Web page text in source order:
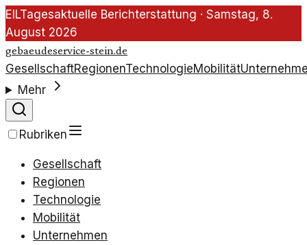
EILTagesaktuelle Berichterstattung · Samstag, 8.
August 2026
gebaeudeservice-stein.de
GesellschaftRegionenTechnologieMobilität
Mehr
Rubriken
Gesellschaft
Regionen
Technologie
Mobilität
Unternehmen